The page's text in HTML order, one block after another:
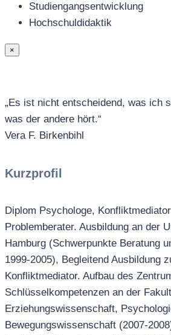
Studiengangsentwicklung
Hochschuldidaktik
×
„Es ist nicht entscheidend, was ich
was der andere hört.“
Vera F. Birkenbihl
Kurzprofil
Diplom Psychologe,
Problemberater. Ausbildung an der
Hamburg (Schwerpunkte Beratung
1999-2005), Begleitend Ausbildung
Konfliktmediator. Aufbau des
Schlüsselkompetenzen an der
Erziehungswissenschaft,
Bewegungswissenschaft (2007-